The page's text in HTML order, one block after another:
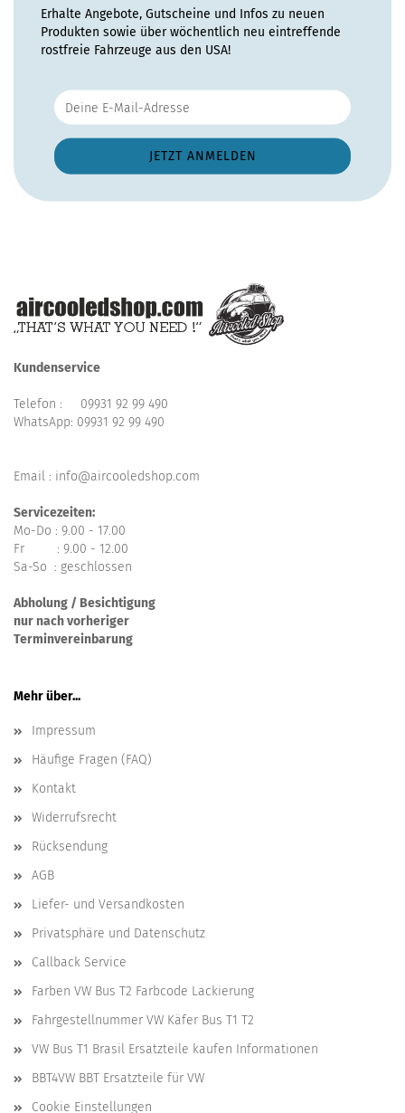
Erhalte Angebote, Gutscheine und Infos zu neuen
Produkten sowie über wöchentlich neu eintreffende
rostfreie Fahrzeuge aus den USA!
Kundenservice
Telefon : 09931 92 99 490
WhatsApp: 09931 92 99 490
Email : info@aircooledshop.com
Servicezeiten:
Mo-Do : 9.00 - 17.00
Fr : 9.00 - 12.00
Sa-So : geschlossen
Abholung / Besichtigung
nur nach vorheriger
Terminvereinbarung
Mehr über...
Impressum
Häufige Fragen (FAQ)
Kontakt
Widerrufsrecht
Rücksendung
AGB
Liefer- und Versandkosten
Privatsphäre und Datenschutz
Callback Service
Farben VW Bus T2 Farbcode Lackierung
Fahrgestellnummer VW Käfer Bus T1 T2
VW Bus T1 Brasil Ersatzteile kaufen Informationen
BBT4VW BBT Ersatzteile für VW
Cookie Einstellungen